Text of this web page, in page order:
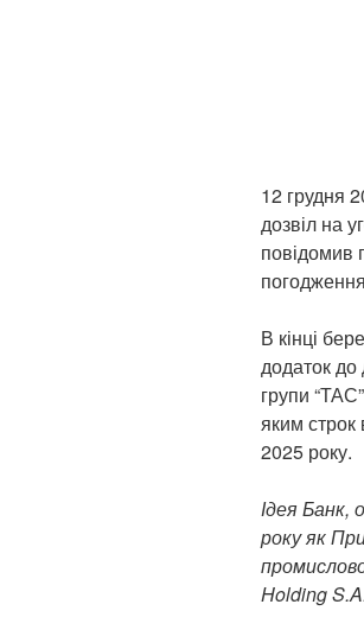
12 грудня
дозвіл на
повідомив
В кінці
додаток до
групи
яким строк
2025 року.
Ідея Банк,
року як
Holding